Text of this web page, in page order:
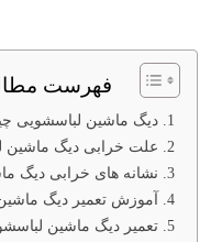
فهرست
دیگ ماشین لباسشویی
علت خرابی دیگ
نشانه های خرابی دیگ
آموزش تعمیر دیگ
تعمیر دیگ ماشین